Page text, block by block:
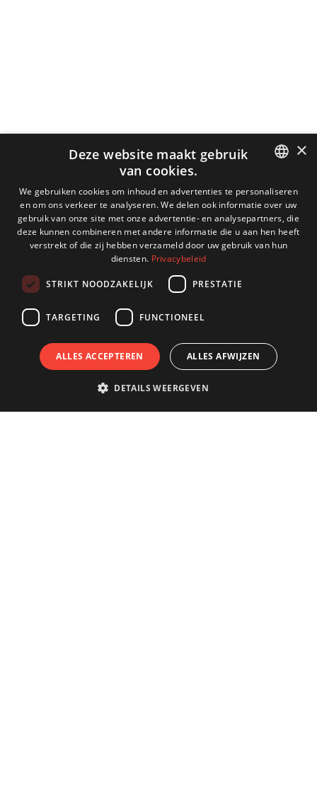
DUTCH
GERMAN
×
Deze website maakt gebruik
van cookies.
We gebruiken cookies om inhoud en advertenties te personaliseren
en om ons verkeer te analyseren. We delen ook informatie over uw
gebruik van onze site met onze advertentie- en analysepartners, die
deze kunnen combineren met andere informatie die u aan hen heeft
verstrekt of die zij hebben verzameld door uw gebruik van hun
diensten. Privacybeleid
STRIKT NOODZAKELIJK PRESTATIE
TARGETING FUNCTIONEEL
ALLES ACCEPTEREN ALLES AFWIJZEN
DETAILS WEERGEVEN